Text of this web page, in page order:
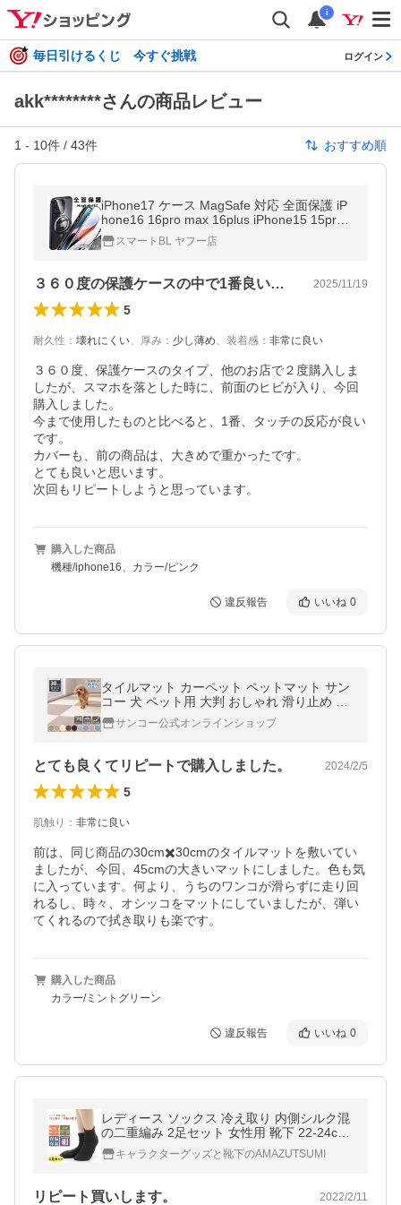
i
毎日引けるくじ 今すぐ挑戦 ログイン
akk********さんの商品レビュー
1 - 10件 / 43件 おすすめ順
iPhone17 ケース MagSafe 対応 全面保護 iP
hone16 16pro max 16plus iPhone15 15pro
14 14pro 13 13pro 13pro max 360度フルカ
バー リング スタンド 両面クリア
スマートBL ヤフー店
３６０度の保護ケースの中で1番良いです。 2025/11/19
5
耐久性 ： 壊れにくい、 厚み ： 少し薄め、 装着感 ： 非常に良い
３６０度、保護ケースのタイプ、他のお店で２度購入しま
したが、スマホを落とした時に、前面のヒビが入り、今回
購入しました。
今まで使用したものと比べると、1番、タッチの反応が良い
です。
カバーも、前の商品は、大きめで重かったです。
とても良いと思います。
次回もリピートしようと思っています。
購入した商品
機種/iphone16、カラー/ピンク
違反報告 いいね 0
タイルマット カーペット ペットマット サン
コー 犬 ペット用 大判 おしゃれ 滑り止め す
べらない 撥水 30枚 45×45cm おくだけ吸着
コード
サンコー公式オンラインショップ
とても良くてリピートで購入しました。 2024/2/5
5
肌触り ： 非常に良い
前は、同じ商品の30cm✖️30cmのタイルマットを敷いてい
ましたが、今回、45cmの大きいマットにしました。色も気
に入っています。何より、うちのワンコが滑らずに走り回
れるし、時々、オシッコをマットにしていましたが、弾い
てくれるので拭き取りも楽です。
購入した商品
カラー/ミントグリーン
違反報告 いいね 0
レディース ソックス 冷え取り 内側シルク混
の二重編み 2足セット 女性用 靴下 22-24cm
エムアンドエムソックス 送料無料
キャラクターグッズと靴下のAMAZUTSUMI
リピート買いします。 2022/2/11